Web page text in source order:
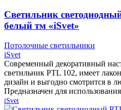
Cветильник
белый тм «iSvet»
Потолочные светильники
iSvet
Современный декоративный
светильник PTL 102, имеет
дизайн и выгодно смотрится в
Предназначен для использования
iSvet